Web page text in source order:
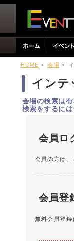
HOME > 会場 > イ
インテ
会場の検索は有
検索をするに
会員ロ
会員の方は、
会員登
無料会員登録